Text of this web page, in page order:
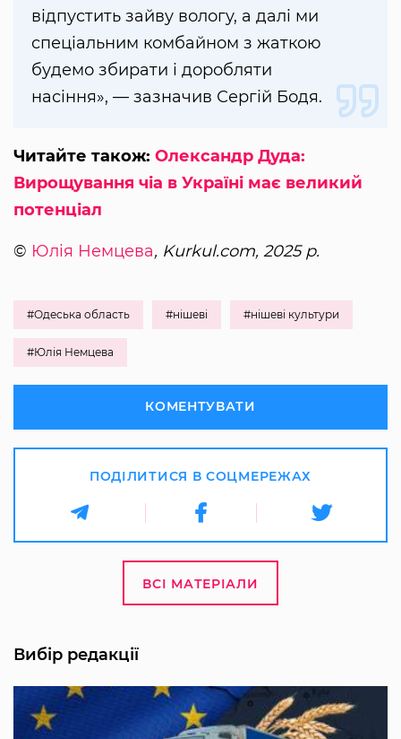
відпустить зайву вологу, а далі ми
спеціальним комбайном з жаткою
будемо збирати і доробляти
насіння», — зазначив Сергій Бодя.
Читайте також: Олександр Дуда:
Вирощування чіа в Україні має великий
потенціал
© Юлія Немцева, Kurkul.com, 2025 р.
#Одеська область #нішеві #нішеві культури
#Юлія Немцева
КОМЕНТУВАТИ
ПОДІЛИТИСЯ В СОЦМЕРЕЖАХ
ВСІ МАТЕРІАЛИ
Вибір редакції